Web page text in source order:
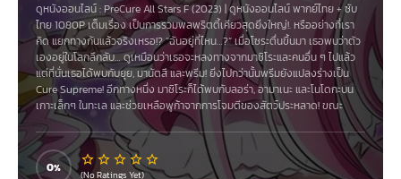
ดูหนังออนไลน์ :PreCure All Stars F (2023) |ดูหนังออนไลน์พากย์ไทย + ซับ
ไทย 1080P เต็มเรื่อง เป็นการรวมพลพริตตี้เคียวสุดยิ่งใหญ่!. หรืออย่างที่เรา
คิด แยกทางกันแล้วจริงเหรอ!? “ฉันอยู่ที่ไหน…?” เมื่อโซระตื่นขึ้นมา เธอพบว่าตัว
เองอยู่ในโลกลึกลับ… ดูเหมือนว่าเธอจะหลงทางจากมาชิโระและคนอื่น ๆ ไปแล้ว
แต่ที่นั่นเธอได้พบกับยุย, มานัตสึ และพรีม! ยิ่งไปกว่านั้นพรีมยังแปลงร่างเป็น
Cure Supreme! อีกทางหนึ่ง มาชิโระก็ได้พบกับลอร่า, อามาเนะ และโนโดกะบน
เกาะเล็กๆ ในทะเล และช่วยเหลือพูก้าจากการโจมตีของสัตว์ประหลาด! ขณะ
เดียวกัน สึบาสะก็ได้พบกับซายะ ฮาจัง และฮารุกะ ในตอนที่กำลังเดินในสวนแขวน!
อาเกฮะได้พบกับอาสึมิ ลาล่า และยูคาริ แต่ลาล่ากับยูคาริกลับมีปัญหาในการสร้าง
สัมพันธ์ซึ่งกันและกัน! เรื่องราวแปลก ๆ ทำให้พวกเธอได้พบกับเพื่อนมากมาย แต่
ด้วยเหตุผลบางอย่าง ความทรงจำของพวกเธอกลับพร่ามัว และดูเหมือนว่าจะมี
0 (No Ratings Yet)